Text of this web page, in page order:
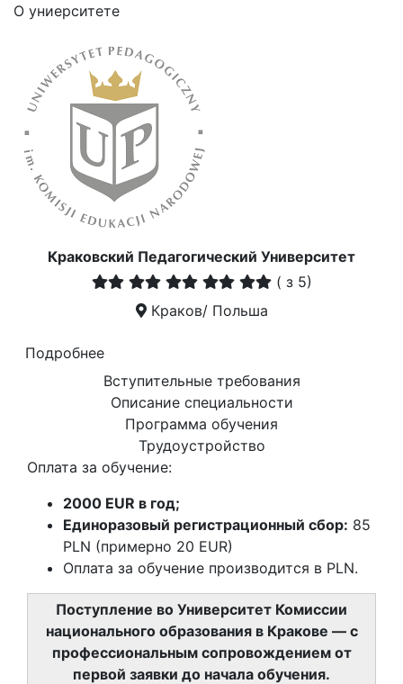
О униерситете
Краковский Педагогический Университет
( з 5)
Краков/ Польша
Подробнее
Вступительные требования
Описание специальности
Программа обучения
Трудоустройство
Оплата за обучение:
2000 EUR в год;
Единоразовый регистрационный сбор: 85
PLN (примерно 20 EUR)
Оплата за обучение производится в PLN.
Поступление во Университет Комиссии
национального образования в Кракове — с
профессиональным сопровождением от
первой заявки до начала обучения.